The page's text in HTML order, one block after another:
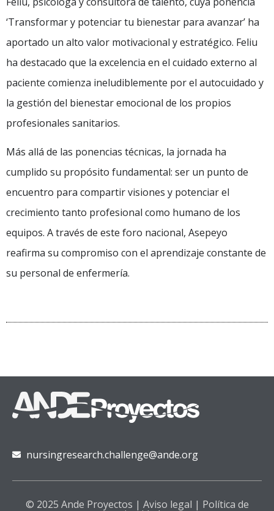
‘Transformar y potenciar tu bienestar para avanzar’ ha
aportado un alto valor motivacional y estratégico. Feliu
ha destacado que la excelencia en el cuidado externo al
paciente comienza ineludiblemente por el autocuidado y
la gestión del bienestar emocional de los propios
profesionales sanitarios.
Más allá de las ponencias técnicas, la jornada ha
cumplido su propósito fundamental: ser un punto de
encuentro para compartir visiones y potenciar el
crecimiento tanto profesional como humano de los
equipos. A través de este foro nacional, Asepeyo
reafirma su compromiso con el aprendizaje constante de
su personal de enfermería.
nursingresearch.challenge@ande.org
© 2025 Ande Proyectos | Aviso legal | Política de